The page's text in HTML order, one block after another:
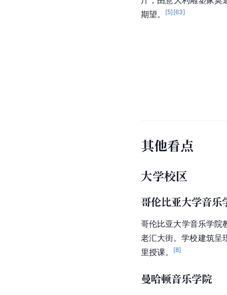
期望。
[5] [63]
其他看点
大学校区
哥伦比亚大学音乐
哥伦比亚大学音乐学院
老汇大街。学校建筑呈
里授课。
[8]
曼哈顿音乐学院